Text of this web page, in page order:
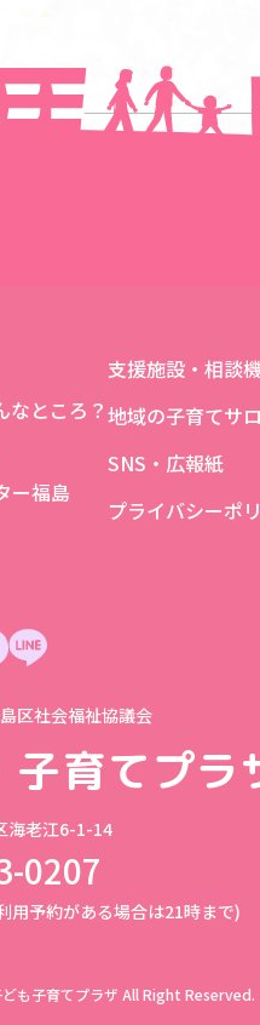
なところ？
ー福島
支援施設・相談
地域の子育てサ
SNS・広報紙
プライバシーポ
区社会福祉協議会
子育てプラ
海老江6-1-14
0207
予約がある場合は21時まで)
も子育てプラザ All Right Reserved.